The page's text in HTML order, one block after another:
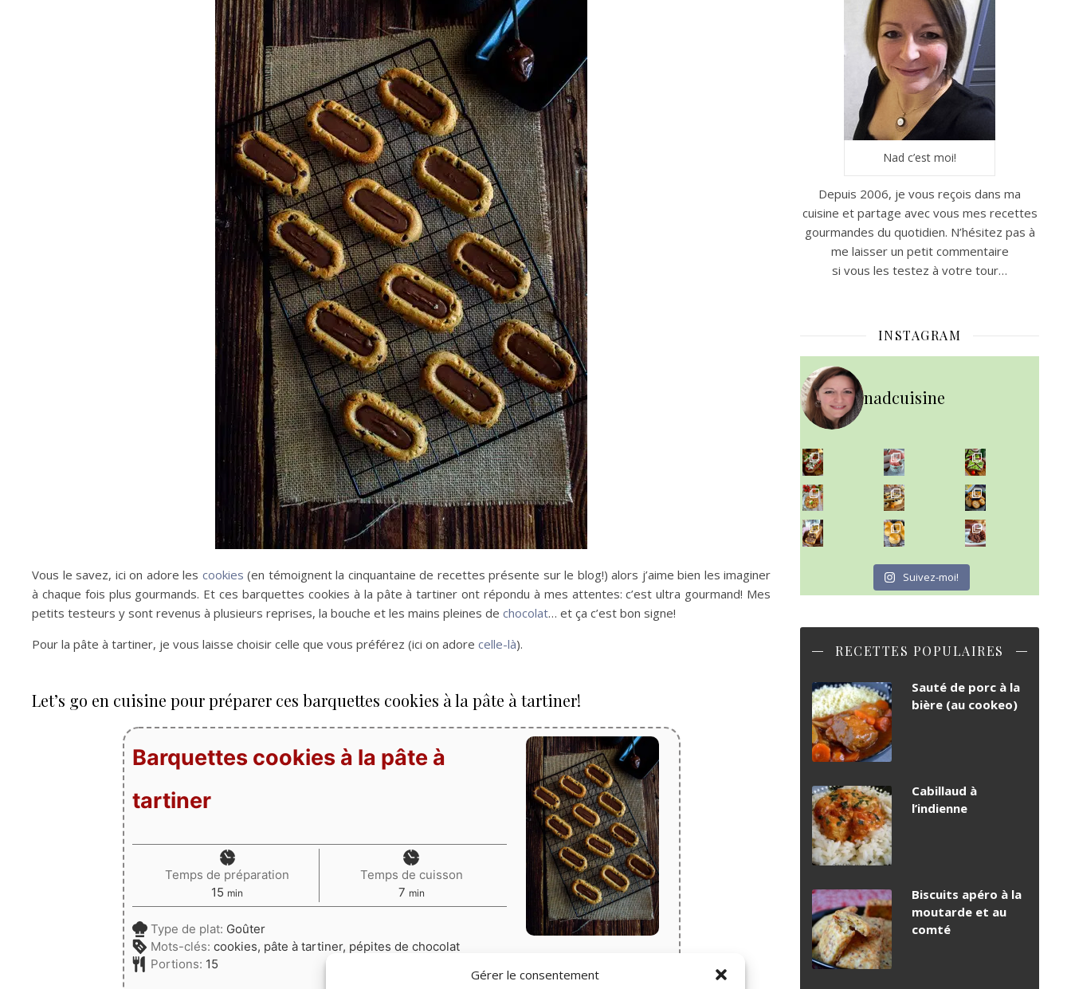
Gérer le consentement
Vous le savez, ici on adore les cookies (en témoignent la cinquantaine de recettes présente sur le blog!) alors j’aime bien les imaginer
à chaque fois plus gourmands. Et ces barquettes cookies à la pâte à tartiner ont répondu à mes attentes: c’est ultra gourmand! Mes
petits testeurs y sont revenus à plusieurs reprises, la bouche et les mains pleines de chocolat… et ça c’est bon signe!
Pour la pâte à tartiner, je vous laisse choisir celle que vous préférez (ici on adore celle-là).
Let’s go en cuisine pour préparer ces barquettes cookies à la pâte à tartiner!
Print
Barquettes cookies à la pâte à
tartiner
Temps de préparation
15 minutes
min
Temps de cuisson
7minutes
min
Type de plat: Goûter
Mots-clés: cookies, pâte à tartiner, pépites de chocolat
Portions: 15
Nad c’est moi!
Depuis 2006, je vous reçois dans ma
cuisine et partage avec vous mes recettes
gourmandes du quotidien. N’hésitez pas à
me laisser un petit commentaire
si vous les testez à votre tour…
INSTAGRAM
nadcuisine
~ NICE CREAM À LA FRAISE ~
Presque un mois que
~ SALADE DE PÂTES AUX DEUX TOMATES THON ET BURRA
~ FINANCIERS MYRTILLES ET CITRON ~
Aujourd'hu
~ BUNS MAISON ~
Un peu de boulange par ici au
~ GÂTEAU FONDANT CHOCO NOISETTE ~
C'est lundi
Suivez-moi!
RECETTES POPULAIRES
Sauté de porc à la
bière (au cookeo)
Cabillaud à
l’indienne
Biscuits apéro à la
moutarde et au
comté